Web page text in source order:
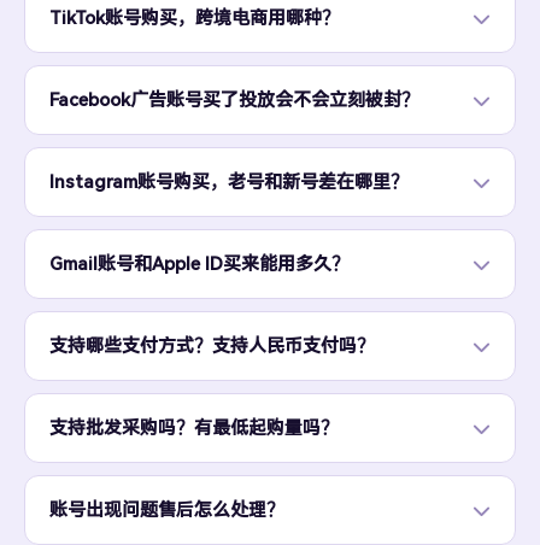
TikTok账号购买，跨境电商用哪种？
Facebook广告账号买了投放会不会立刻被封？
Instagram账号购买，老号和新号差在哪里？
Gmail账号和Apple ID买来能用多久？
支持哪些支付方式？支持人民币支付吗？
支持批发采购吗？有最低起购量吗？
账号出现问题售后怎么处理？